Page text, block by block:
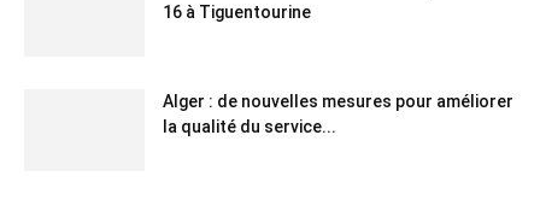
16 à Tiguentourine
Alger : de nouvelles mesures pour améliorer
la qualité du service...